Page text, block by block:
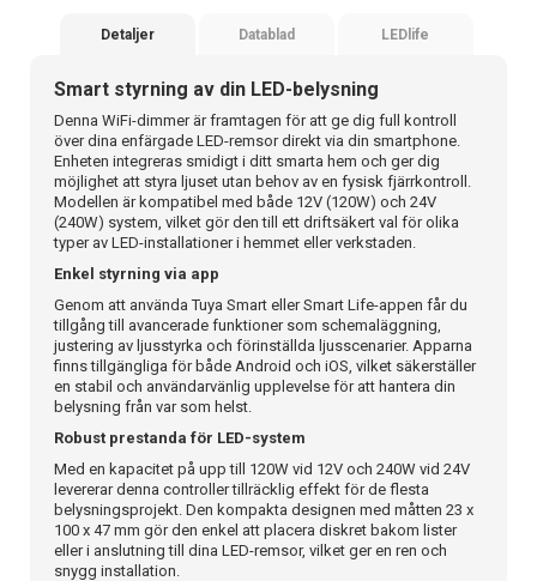
Detaljer Datablad LEDlife
Smart styrning av din LED-belysning
Denna WiFi-dimmer är framtagen för att ge dig full kontroll
över dina enfärgade LED-remsor direkt via din smartphone.
Enheten integreras smidigt i ditt smarta hem och ger dig
möjlighet att styra ljuset utan behov av en fysisk fjärrkontroll.
Modellen är kompatibel med både 12V (120W) och 24V
(240W) system, vilket gör den till ett driftsäkert val för olika
typer av LED-installationer i hemmet eller verkstaden.
Enkel styrning via app
Genom att använda Tuya Smart eller Smart Life-appen får du
tillgång till avancerade funktioner som schemaläggning,
justering av ljusstyrka och förinställda ljusscenarier. Apparna
finns tillgängliga för både Android och iOS, vilket säkerställer
en stabil och användarvänlig upplevelse för att hantera din
belysning från var som helst.
Robust prestanda för LED-system
Med en kapacitet på upp till 120W vid 12V och 240W vid 24V
levererar denna controller tillräcklig effekt för de flesta
belysningsprojekt. Den kompakta designen med måtten 23 x
100 x 47 mm gör den enkel att placera diskret bakom lister
eller i anslutning till dina LED-remsor, vilket ger en ren och
snygg installation.